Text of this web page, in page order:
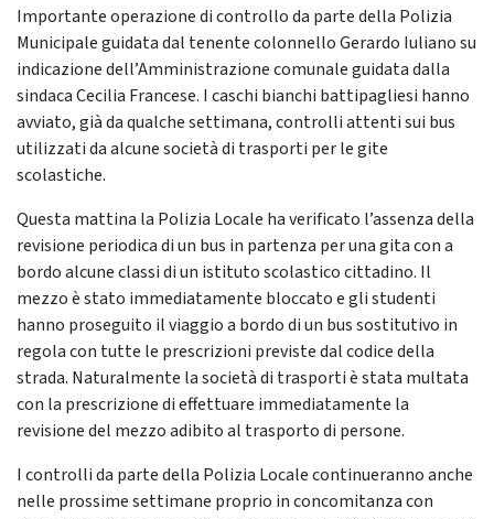
Importante operazione di controllo da parte della Polizia
Municipale guidata dal tenente colonnello Gerardo Iuliano su
indicazione dell’Amministrazione comunale guidata dalla
sindaca Cecilia Francese. I caschi bianchi battipagliesi hanno
avviato, già da qualche settimana, controlli attenti sui bus
utilizzati da alcune società di trasporti per le gite
scolastiche.
Questa mattina la Polizia Locale ha verificato l’assenza della
revisione periodica di un bus in partenza per una gita con a
bordo alcune classi di un istituto scolastico cittadino. Il
mezzo è stato immediatamente bloccato e gli studenti
hanno proseguito il viaggio a bordo di un bus sostitutivo in
regola con tutte le prescrizioni previste dal codice della
strada. Naturalmente la società di trasporti è stata multata
con la prescrizione di effettuare immediatamente la
revisione del mezzo adibito al trasporto di persone.
I controlli da parte della Polizia Locale continueranno anche
nelle prossime settimane proprio in concomitanza con